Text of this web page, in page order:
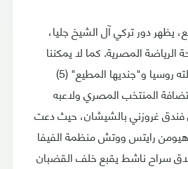
يظهر دور تركي آل الشيخ جليا،
الرياضة المصرية. كما لا يمكننا
إغفال استثمار آخر استغلته روسيا و"جنديها المطيع" (5)
المنتخب المصري ولاعبه
غروزني بالشيشان، حيث دعت
رايتس ووتش منظمة الفيفا
سراح ناشط يقبع خلف القضبان